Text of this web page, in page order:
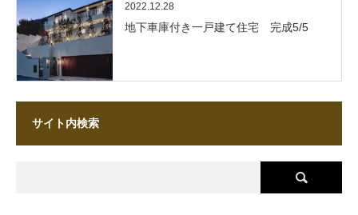
2022.12.28
地下車庫付き一戸建て住宅 完成5/5
サイト内検索